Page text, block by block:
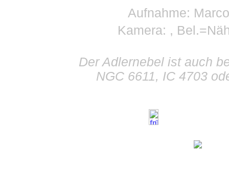
Aufnahme:
Kamera: ,
Der Adlernebel ist auch
NGC 6611, IC 4703